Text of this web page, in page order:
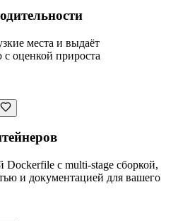
места и выдаёт
оценкой прироста
с multi-stage сборкой,
и документацией для вашего